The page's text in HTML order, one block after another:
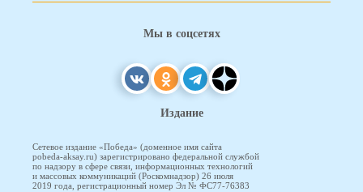
Мы в соцсетях
Издание
Сетевое издание «Победа» (доменное имя сайта
pobeda-aksay.ru) зарегистрировано федеральной службой
по надзору в сфере связи, информационных технологий
и массовых коммуникаций (Роскомнадзор) 26 июля
2019 года, регистрационный номер Эл № ФС77-76383